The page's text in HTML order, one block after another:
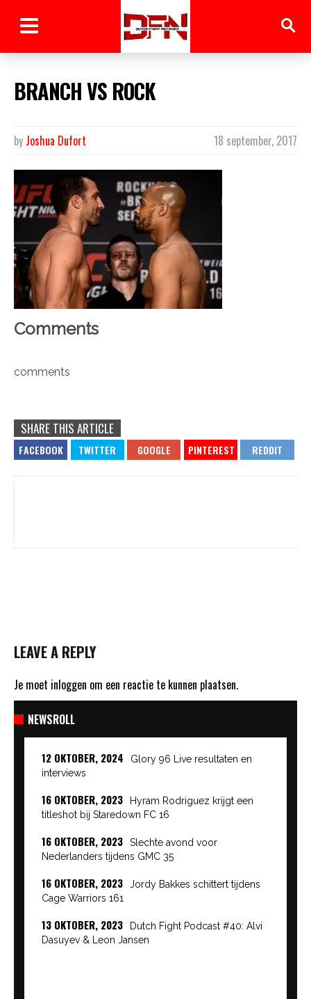
BRANCH VS ROCK
18 september, 2017
by Joshua Dufort
Comments
comments
SHARE THIS ARTICLE
LEAVE A REPLY
Je moet inloggen om een reactie te kunnen plaatsen.
NEWSROLL
12 OKTOBER, 2024
Glory 96 Live resultaten en
interviews
16 OKTOBER, 2023
Hyram Rodriguez krijgt een
titleshot bij Staredown FC 16
16 OKTOBER, 2023
Slechte avond voor
Nederlanders tijdens GMC 35
16 OKTOBER, 2023
Jordy Bakkes schittert tijdens
Cage Warriors 161
13 OKTOBER, 2023
Dutch Fight Podcast #40: Alvi
Dasuyev & Leon Jansen